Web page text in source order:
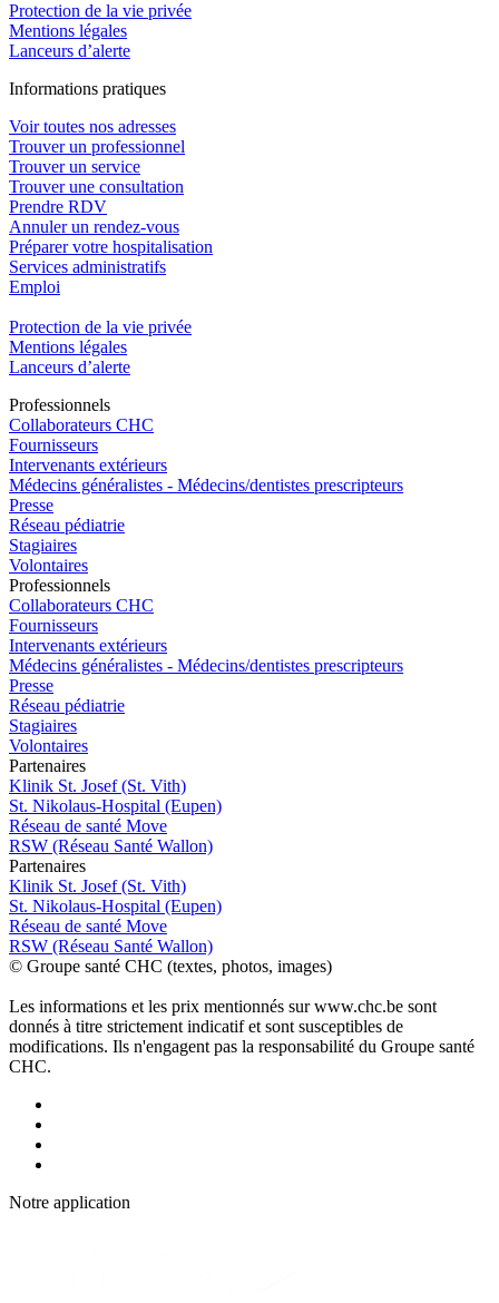
Protection de la vie privée
Mentions légales
Lanceurs d’alerte
Informations pratiques
Voir toutes nos adresses
Trouver un professionnel
Trouver un service
Trouver une consultation
Prendre RDV
Annuler un rendez-vous
Préparer votre hospitalisation
Services administratifs
Emploi​
Protection de la vie privée
Mentions légales
Lanceurs d’alerte
Professionnels
Collaborateurs CHC
Fournisseurs
Intervenants extérieurs
Médecins généralistes - Médecins/dentistes prescripteurs
Presse
Réseau pédiatrie
Stagiaires
Volontaires
Professionnels
Collaborateurs CHC
Fournisseurs
Intervenants extérieurs
Médecins généralistes - Médecins/dentistes prescripteurs
Presse
Réseau pédiatrie
Stagiaires
Volontaires
Partenaires
Klinik St. Josef (St. Vith)
St. Nikolaus-Hospital (Eupen)
Réseau de santé Move
RSW (Réseau Santé Wallon)
Partenaires
Klinik St. Josef (St. Vith)
St. Nikolaus-Hospital (Eupen)
Réseau de santé Move
RSW (Réseau Santé Wallon)
© Groupe santé CHC (textes, photos, images)
Les informations et les prix mentionnés sur www.chc.be sont
donnés à titre strictement indicatif et sont susceptibles de
modifications. Ils n'engagent pas la responsabilité du Groupe santé
CHC.
Notre application